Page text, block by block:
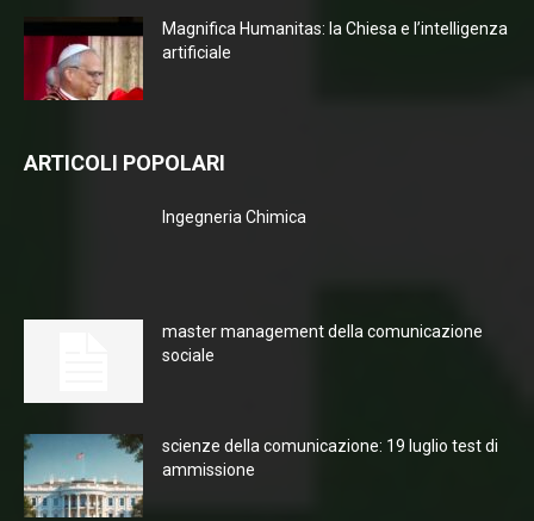
Magnifica Humanitas: la Chiesa e l’intelligenza
artificiale
ARTICOLI POPOLARI
Ingegneria Chimica
master management della comunicazione
sociale
scienze della comunicazione: 19 luglio test di
ammissione